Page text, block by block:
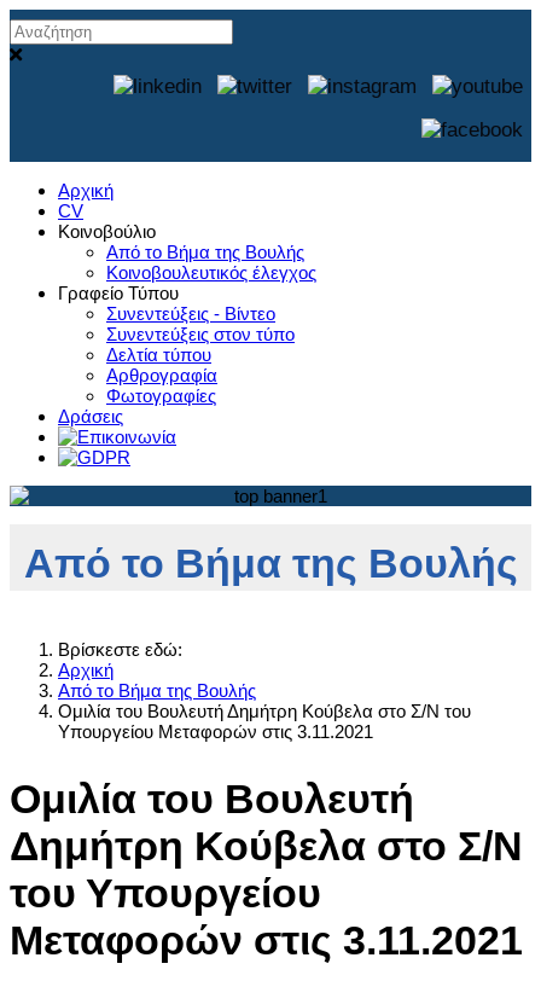
Αρχική
CV
Κοινοβούλιο
Από το Βήμα της Βουλής
Κοινοβουλευτικός έλεγχος
Γραφείο Τύπου
Συνεντεύξεις - Βίντεο
Συνεντεύξεις στον τύπο
Δελτία τύπου
Αρθρογραφία
Φωτογραφίες
Δράσεις
Από το Βήμα της Βουλής
Βρίσκεστε εδώ:
Αρχική
Από το Βήμα της Βουλής
Ομιλία του Βουλευτή Δημήτρη Κούβελα στο Σ/Ν του
Υπουργείου Μεταφορών στις 3.11.2021
Ομιλία του Βουλευτή
Δημήτρη Κούβελα στο Σ/Ν
του Υπουργείου
Μεταφορών στις 3.11.2021